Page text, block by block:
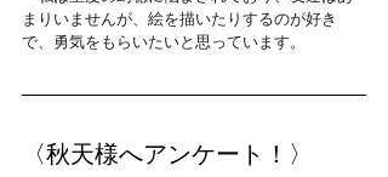
まりいませんが、絵を描いたりするのが好き
で、勇気をもらいたいと思っています。
〈秋天様へアンケート！〉